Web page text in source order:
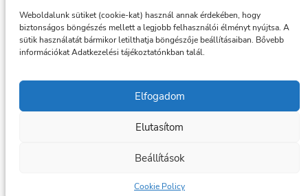
Weboldalunk sütiket (cookie-kat) használ annak érdekében, hogy
biztonságos böngészés mellett a legjobb felhasználói élményt nyújtsa. A
sütik használatát bármikor letilthatja böngészője beállításaiban. Bővebb
információkat Adatkezelési tájékoztatónkban talál.
Elfogadom
Elutasítom
Beállítások
Cookie Policy
Ajándékutalvány
Általános szerződési feltételek
Adatkezelési tájékoztató
Facebook